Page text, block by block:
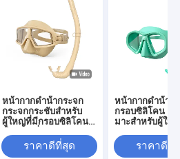
หน้ากากดําน้ํากระจก
กระจกกระชับสําหรับ
ผู้ใหญ่ที่มีกรอบซิลิโคน
ราคาดีที่สุด
หน้ากากดําน้ําผู้
กรอบซิลิโคน เห
มาะสําหรับผู้ให
ราคาดีที่